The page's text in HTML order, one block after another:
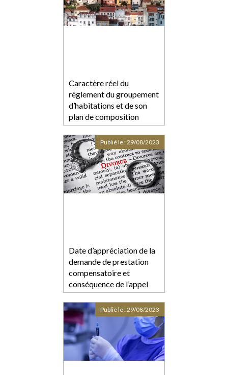
Caractère réel du
règlement du groupement
d’habitations et de son
plan de composition
Date d’appréciation de la
demande de prestation
compensatoire et
conséquence de l’appel
formé contre le jugement
de divorce
Publié le :29/08/2023
Publié le :29/08/2023